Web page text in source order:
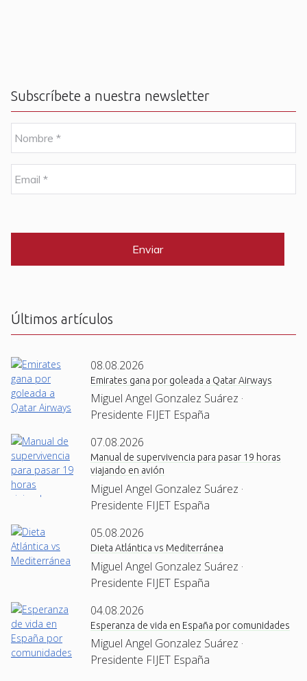
Subscríbete a nuestra newsletter
o
m
e
m
a
C
Últimos artículos
08.08.2026
Emirates gana por goleada a Qatar Airways
Miguel Angel Gonzalez Suárez ·
Presidente FIJET España
07.08.2026
Manual de supervivencia para pasar 19 horas
viajando en avión
Miguel Angel Gonzalez Suárez ·
Presidente FIJET España
05.08.2026
Dieta Atlántica vs Mediterránea
Miguel Angel Gonzalez Suárez ·
Presidente FIJET España
04.08.2026
Esperanza de vida en España por comunidades
Miguel Angel Gonzalez Suárez ·
Presidente FIJET España